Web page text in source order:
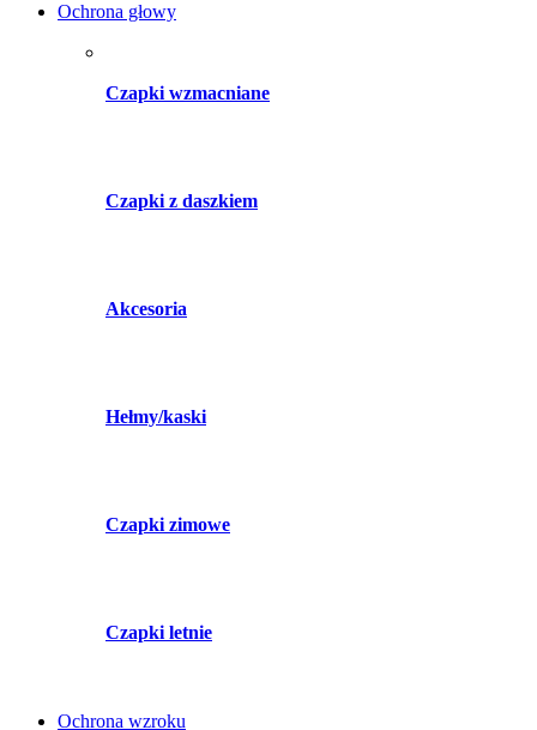
Ochrona głowy
Czapki wzmacniane
Czapki z daszkiem
Akcesoria
Hełmy/kaski
Czapki zimowe
Czapki letnie
Ochrona wzroku